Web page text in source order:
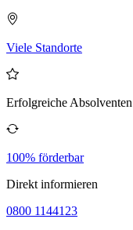
Viele Standorte
Erfolgreiche Absolventen
100% förderbar
Direkt informieren
0800 1144123